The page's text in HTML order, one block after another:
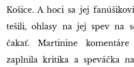
Košice. A hoci sa jej
tešili, ohlasy na jej spev na
čakať. Martinine
zaplnila kritika a speváčka